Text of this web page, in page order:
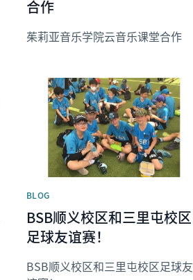
合作
茱莉亚音乐学院云音乐课堂合作
News image
BLOG
BSB顺义校区和三里屯校区
足球友谊赛！
BSB顺义校区和三里屯校区足球友